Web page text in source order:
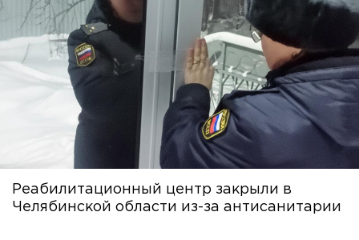
Реабилитационный центр закрыли в
Челябинской области из-за антисанитарии